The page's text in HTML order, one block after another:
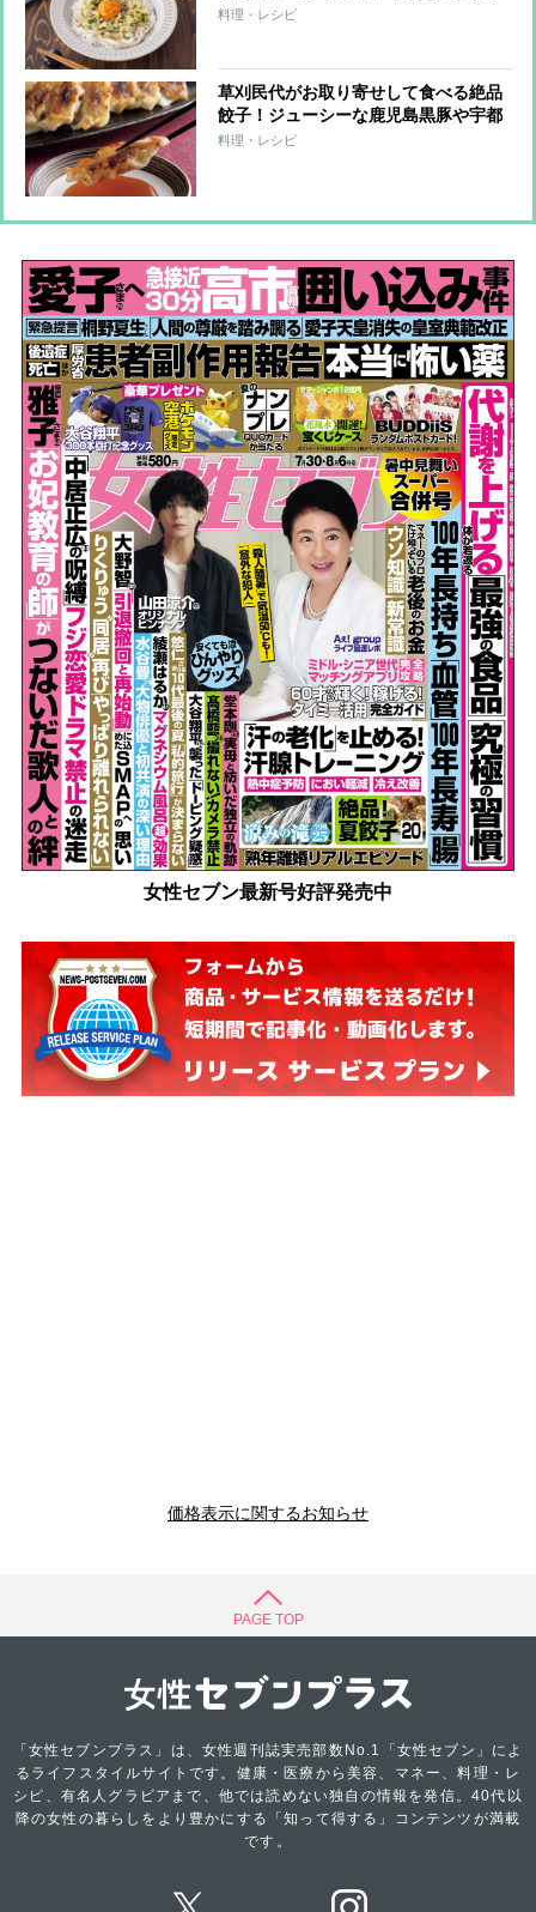
ラクウマレシピ】
料理・レシピ
草刈民代がお取り寄せして食べる絶品
餃子！ジューシーな鹿児島黒豚や宇都
宮の老舗など3店舗をチェック
料理・レシピ
女性セブン最新号好評発売中
価格表示に関するお知らせ
PAGE TOP
「女性セブンプラス」は、女性週刊誌実売部数No.1「女性セブン」によ
るライフスタイルサイトです。健康・医療から美容、マネー、料理・レ
シピ、有名人グラビアまで、他では読めない独自の情報を発信。40代以
降の女性の暮らしをより豊かにする「知って得する」コンテンツが満載
です。